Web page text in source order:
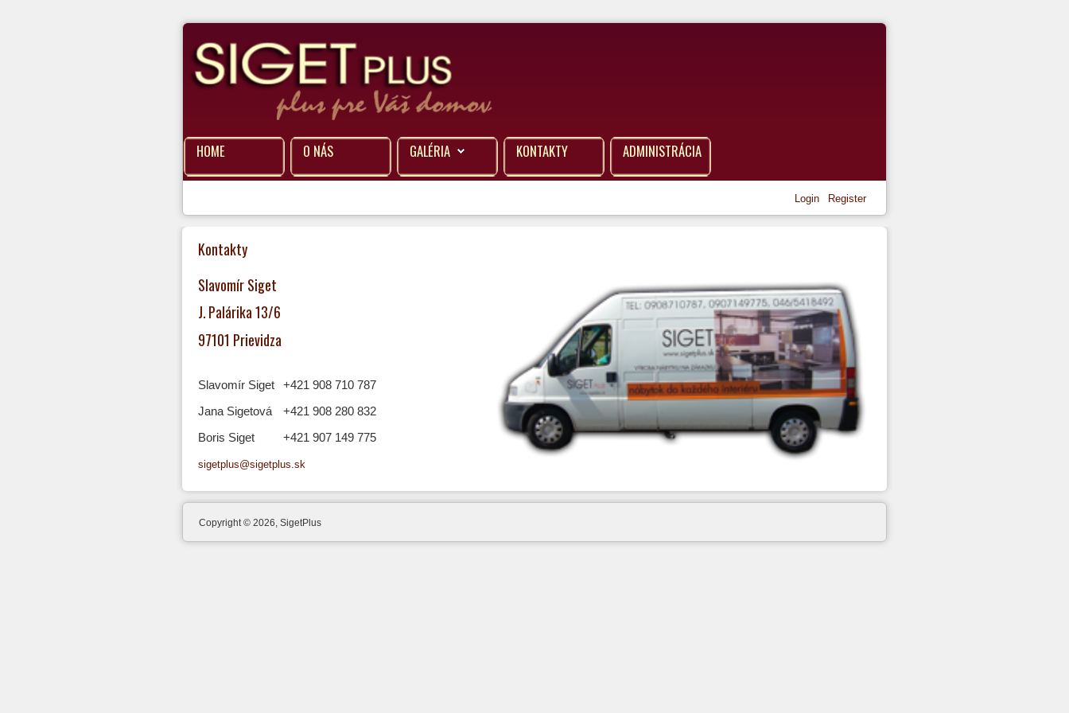
HOME O NÁS GALÉRIA KONTAKTY ADMINISTRÁCIA
Login Register
Kontakty
Slavomír Siget
J. Palárika 13/6
97101 Prievidza
Slavomír Siget
+421 908 710 787
Jana Sigetová
+421 908 280 832
Boris Siget
+421 907 149 775
sigetplus@sigetplus.sk
Copyright © 2026, SigetPlus